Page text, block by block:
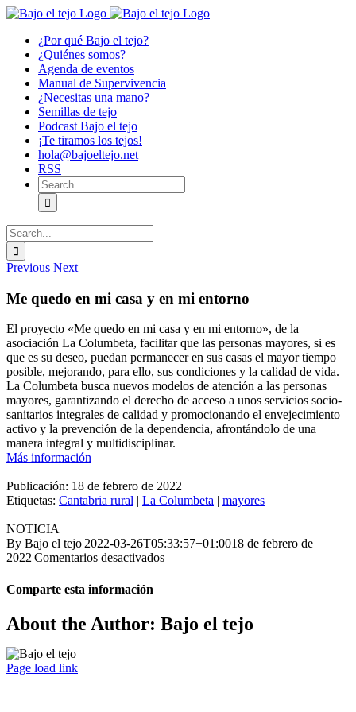
Skip
content¿Por qué Bajo el tejo?
¿Quiénes somos?
Agenda de eventos
Manual de Supervivencia
¿Necesitas una mano?
Semillas de tejo
Podcast Bajo el tejo
¡Te tiramos los tejos!
hola@bajoeltejo.net
RSS
Search
for:
Search
for:
Previous Next
Me quedo en mi casa y en mi entorno
El proyecto «Me quedo en mi casa y en mi entorno», de la
asociación La Columbeta, facilitar que las personas mayores, si es
que es su deseo, puedan permanecer en sus casas el mayor tiempo
posible, mejorando, para ello, sus condiciones y la calidad de vida.
La Columbeta busca nuevos modelos de atención a las personas
mayores, garantizando el derecho de acceso a unos servicios socio-
sanitarios integrales de calidad y promocionando el envejecimiento
activo y la prevención de la dependencia, afrontándolo de una
manera integral y multidisciplinar.
Más información
Publicación: 18 de febrero de 2022
Etiquetas: Cantabria rural | La Columbeta | mayores
NOTICIA
By Bajo el tejo|2022-03-26T05:33:57+01:0018 de febrero de
2022|Comentarios desactivadosen
mi
casa
Comparte esta información
Facebook
Twitter
LinkedIn
WhatsApp
Telegram
Email
About the Author: Bajo el tejo
Page load link